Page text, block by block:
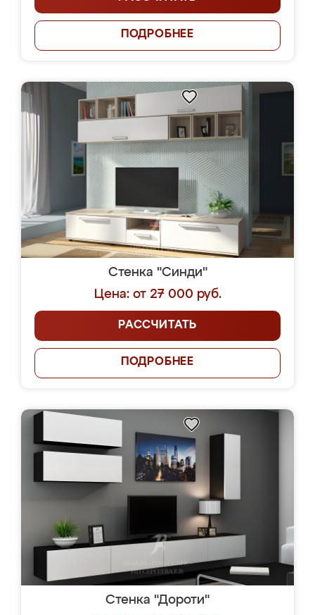
ПОДРОБНЕЕ
Стенка "Синди"
Цена: от 27 000 руб.
РАССЧИТАТЬ
ПОДРОБНЕЕ
Стенка "Дороти"